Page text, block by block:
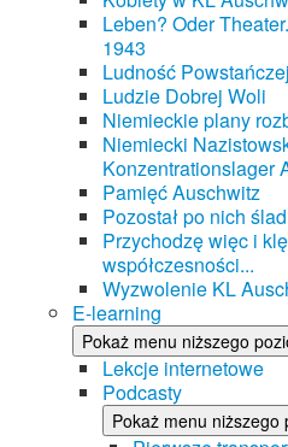
Leben? Oder
1943
Ludność
Ludzie Dobrej Woli
Niemieckie plany
Niemiecki
Konzentrationslager
Pamięć Auschwitz
Pozostał po nich ślad
Przychodzę więc i
współczesności...
Wyzwolenie KL
E-learning
Pokaż menu niższego
Lekcje internetowe
Podcasty
Pokaż menu niższego